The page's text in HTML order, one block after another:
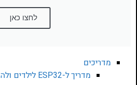
לחצו כאן
מדריכים
מדריך ל-ESP32 לילדים ולהורים מאפס